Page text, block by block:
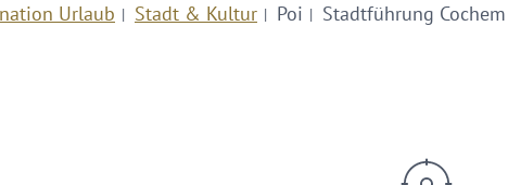
Urlaub Stadt & Kultur Poi Stadtführung Cochem